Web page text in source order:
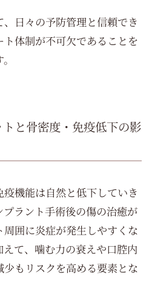
日々の予防管理と信頼でき
体制が不可欠であることを
と骨密度・免疫低下の影
機能は自然と低下していき
ラント手術後の傷の治癒が
囲に炎症が発生しやすくな
て、噛む力の衰えや口腔内
もリスクを高める要素とな